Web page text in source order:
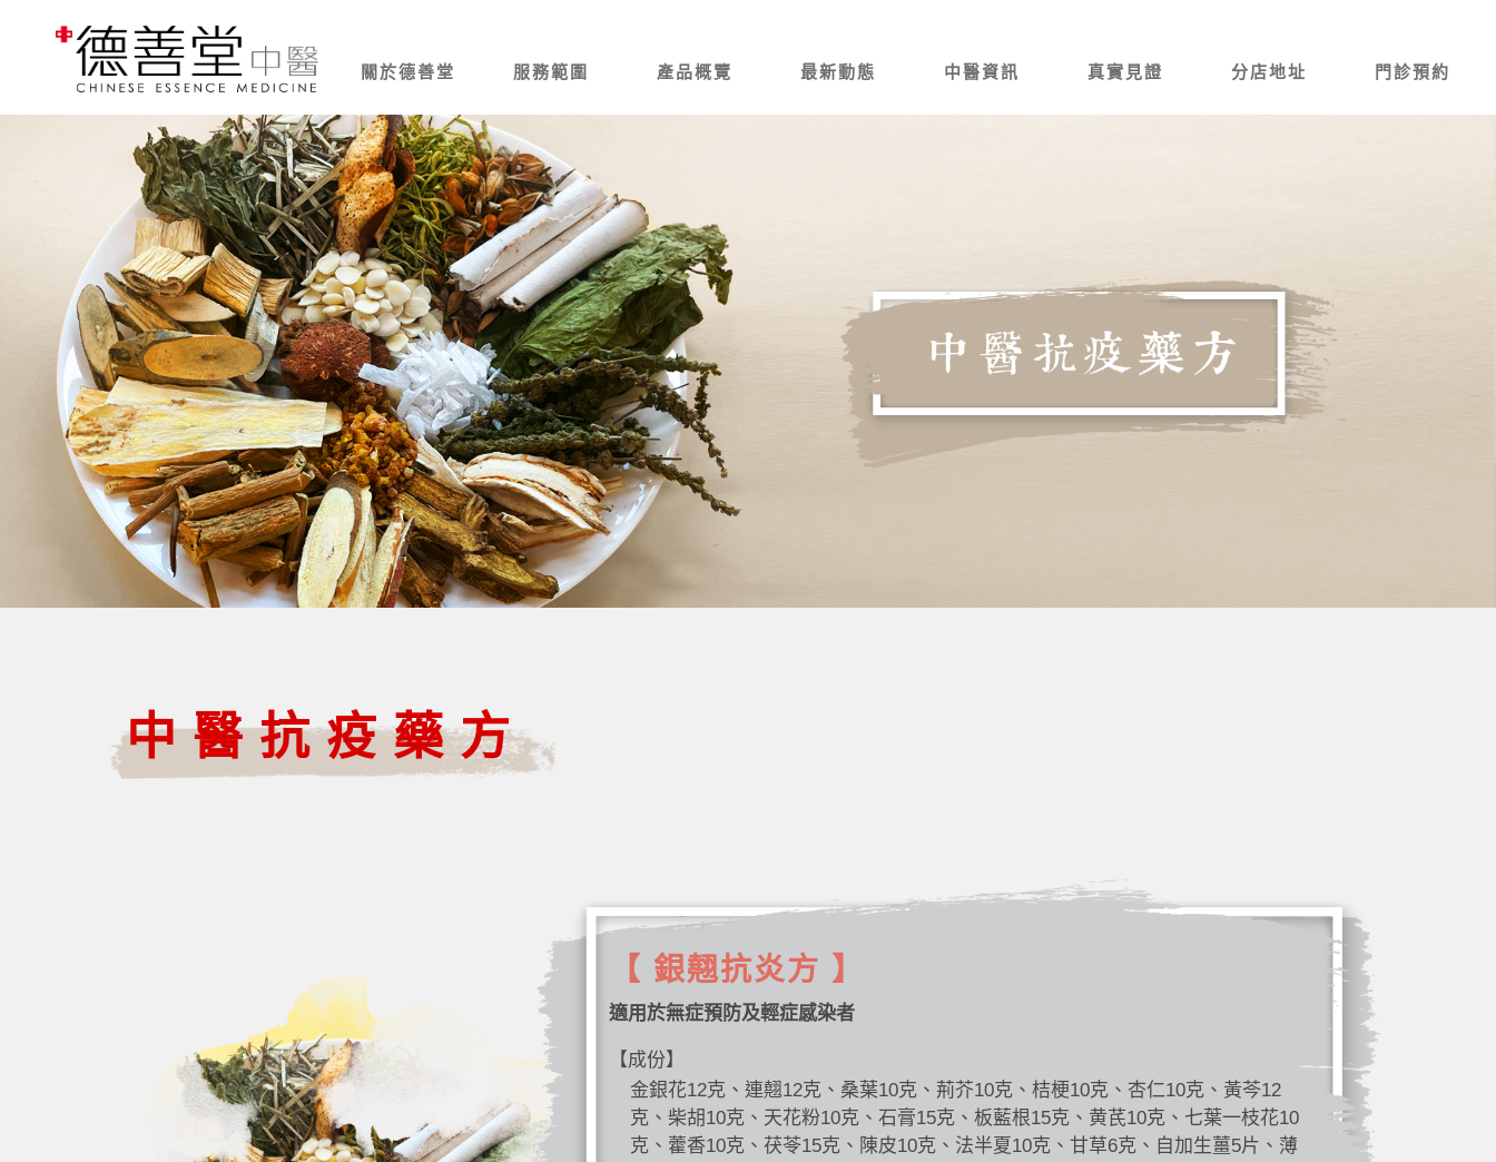
關於德善堂 服務範圍 產品概覽 最新動態 中醫資訊 真實見證 分店地址 門診預約
中醫抗疫藥方
【 銀翹抗炎方 】
適用於無症預防及輕症感染者
【成份】
金銀花12克、連翹12克、桑葉10克、荊芥10克、桔梗10克、杏仁10克、黃芩12
克、柴胡10克、天花粉10克、石膏15克、板藍根15克、黄芪10克、七葉一枝花10
克、藿香10克、茯苓15克、陳皮10克、法半夏10克、甘草6克、自加生薑5片、薄